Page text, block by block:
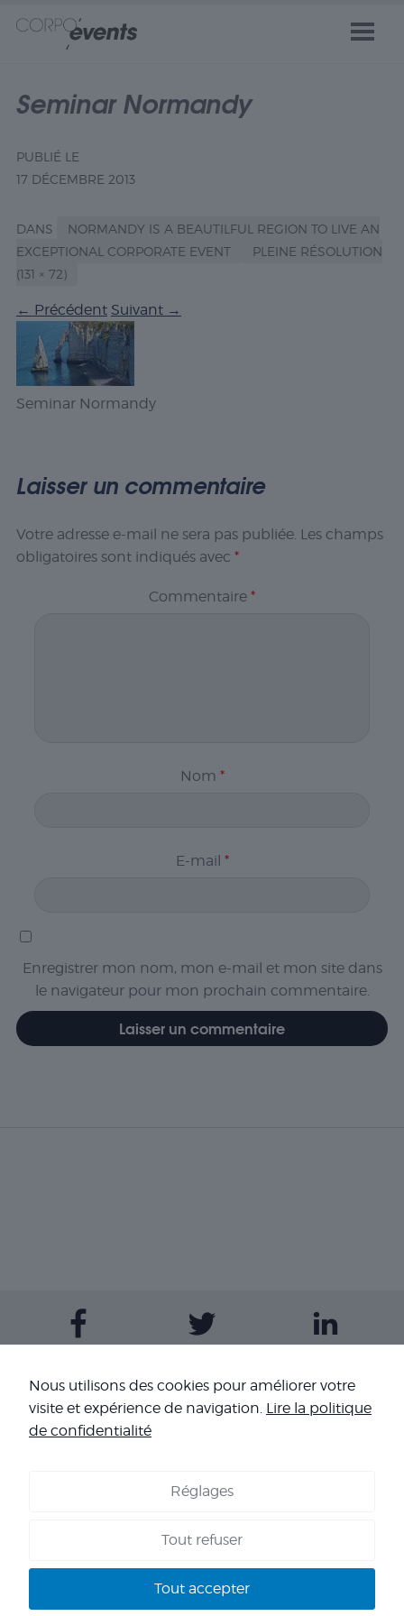
Seminar Normandy
PUBLIÉ LE
17 DÉCEMBRE 2013
DANS
NORMANDY IS A BEAUTILFUL REGION TO LIVE AN
EXCEPTIONAL CORPORATE EVENT
PLEINE RÉSOLUTION
(131 × 72)
← Précédent Suivant →
Seminar Normandy
Laisser un commentaire
Votre adresse e-mail ne sera pas publiée. Les champs
obligatoires sont indiqués avec *
Commentaire *
Nom *
E-mail *
Enregistrer mon nom, mon e-mail et mon site dans
le navigateur pour mon prochain commentaire.
Contactez-nous
Copyright 2026 - Corpo’Events Agence événementielle
SIRET : 484 434 477 00036 - TVA : FR70 484 434 477 - RC :
HISCOX HA RCP0278466 - CNIL : 1245532 - AGENT VOYAGES :
IM 013100060
Nous utilisons des cookies pour améliorer votre
visite et expérience de navigation. Lire la politique
de confidentialité
Réglages
Tout refuser
Tout accepter